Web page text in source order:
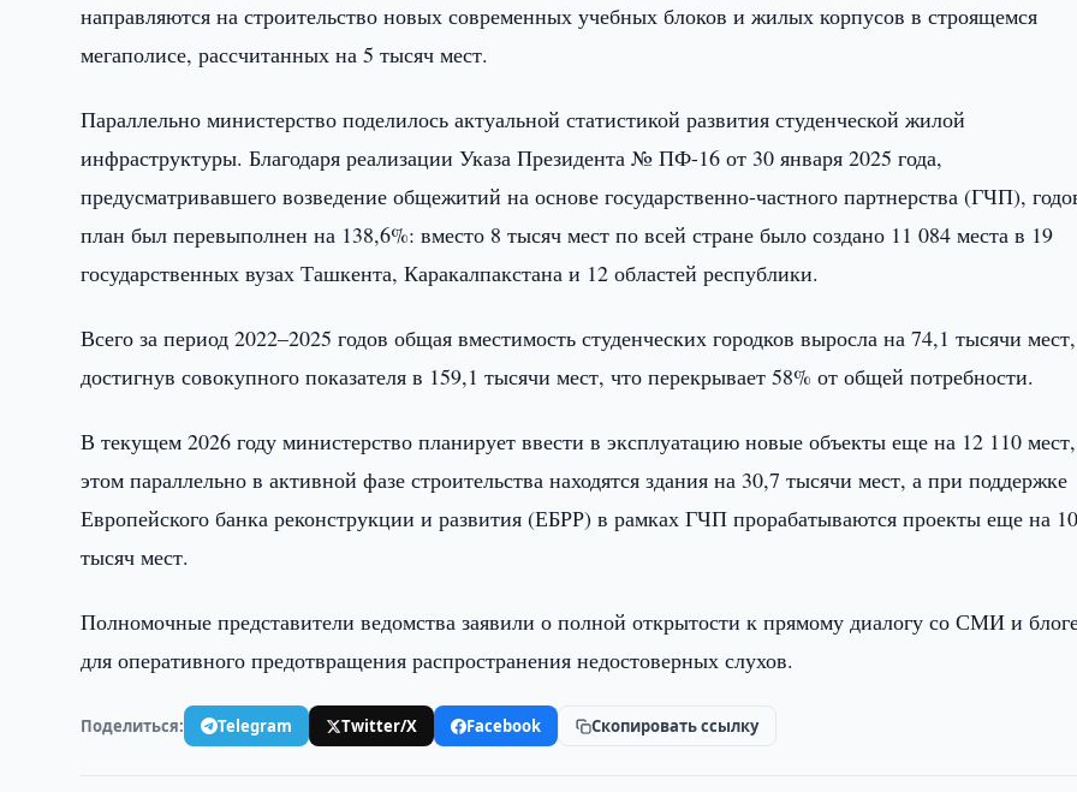
направляются на строительство новых современных учебных блоков и жилых корпусов в строящемся
мегаполисе, рассчитанных на 5 тысяч мест.
Параллельно министерство поделилось актуальной статистикой развития студенческой жилой
инфраструктуры. Благодаря реализации Указа Президента № ПФ-16 от 30 января 2025 года,
предусматривавшего возведение общежитий на основе государственно-частного партнерства (ГЧП),
план был перевыполнен на 138,6%: вместо 8 тысяч мест по всей стране было создано 11 084 места в 19
государственных вузах Ташкента, Каракалпакстана и 12 областей республики.
Всего за период 2022–2025 годов общая вместимость студенческих городков выросла на 74,1 тысячи мест,
достигнув совокупного показателя в 159,1 тысячи мест, что перекрывает 58% от общей потребности.
В текущем 2026 году министерство планирует ввести в эксплуатацию новые объекты еще на 12 110
этом параллельно в активной фазе строительства находятся здания на 30,7 тысячи мест, а при поддержке
Европейского банка реконструкции и развития (ЕБРР) в рамках ГЧП прорабатываются проекты еще на 10
тысяч мест.
Полномочные представители ведомства заявили о полной открытости к прямому диалогу со СМИ и
для оперативного предотвращения распространения недостоверных слухов.
Поделиться: Telegram Twitter/X Facebook Скопировать ссылку